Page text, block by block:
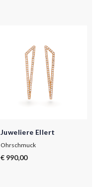
Juweliere Ellert
Ohrschmuck
€ 990,00